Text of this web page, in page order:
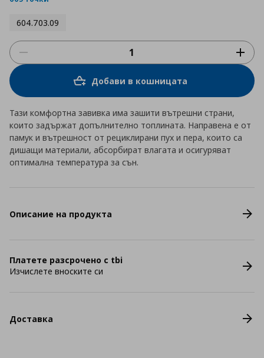
604.703.09
Добави в кошницата
Тази комфортна завивка има зашити вътрешни страни,
които задържат допълнително топлината. Направена е от
памук и вътрешност от рециклирани пух и пера, които са
дишащи материали, абсорбират влагата и осигуряват
оптимална температура за сън.
Описание на продукта
Платете разсрочено с tbi
Изчислете вноските си
Доставка